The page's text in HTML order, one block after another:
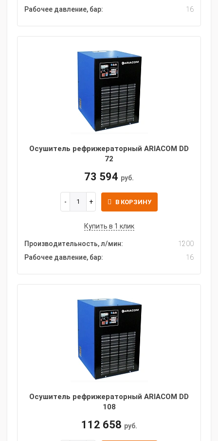
Рабочее давление, бар:
16
Осушитель рефрижераторный ARIACOM DD
72
73 594 руб.
В КОРЗИНУ
Купить в 1 клик
Производительность, л/мин:
1200
Рабочее давление, бар:
16
Осушитель рефрижераторный ARIACOM DD
108
112 658 руб.